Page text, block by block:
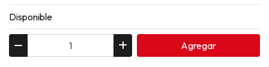
Disponible
Agregar